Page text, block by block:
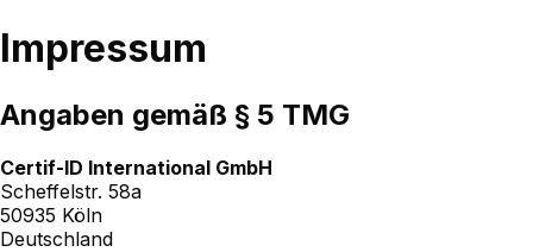
Impressum
Angaben gemäß § 5 TMG
Certif-ID International GmbH
Scheffelstr. 58a
50935 Köln
Deutschland